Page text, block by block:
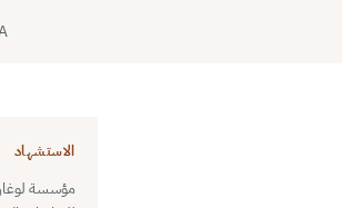
الاستشهاد
مؤسسة